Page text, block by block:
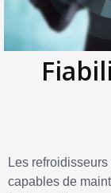
Les
capables de